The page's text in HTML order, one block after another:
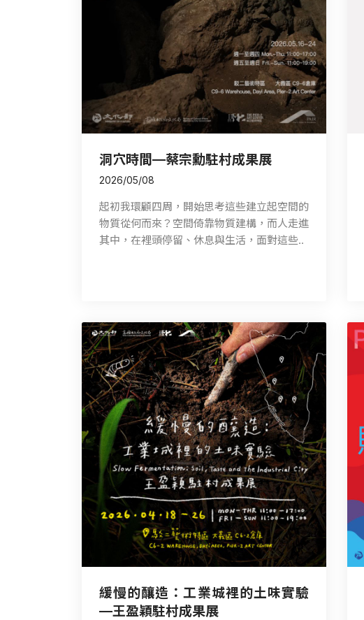
洞穴時間—蔡宗勳駐村成果展
2026/05/08
起初我環顧四周，開始思考這些建立起空間的
物質從何而來？空間倚靠物質建構，而人走進
其中，在裡頭停留、休息與生活，面對這些..
緩慢的釀造：工業城裡的土味實驗
—王盈穎駐村成果展